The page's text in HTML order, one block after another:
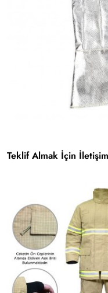
Teklif Almak İçin